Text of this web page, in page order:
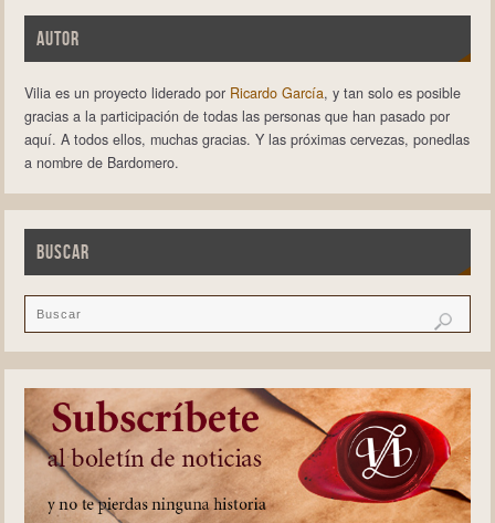
AUTOR
Vilia es un proyecto liderado por Ricardo García, y tan solo es posible
gracias a la participación de todas las personas que han pasado por
aquí. A todos ellos, muchas gracias. Y las próximas cervezas, ponedlas
a nombre de Bardomero.
BUSCAR